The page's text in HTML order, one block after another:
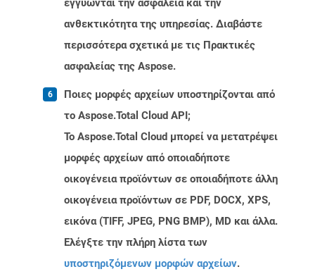
εγγυώνται την ασφάλεια και την
ανθεκτικότητα της υπηρεσίας. Διαβάστε
περισσότερα σχετικά με τις Πρακτικές
ασφαλείας της Aspose.
Ποιες μορφές αρχείων υποστηρίζονται από
το Aspose.Total Cloud API;
Το Aspose.Total Cloud μπορεί να μετατρέψει
μορφές αρχείων από οποιαδήποτε
οικογένεια προϊόντων σε οποιαδήποτε άλλη
οικογένεια προϊόντων σε PDF, DOCX, XPS,
εικόνα (TIFF, JPEG, PNG BMP), MD και άλλα.
Ελέγξτε την πλήρη λίστα των
υποστηριζόμενων μορφών αρχείων.